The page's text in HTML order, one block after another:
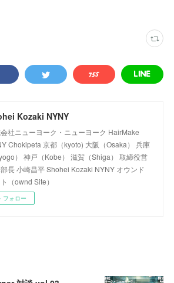
Kozaki NYNY
社ニューヨーク・ニューヨーク HairMake
Chokipeta 京都（kyoto) 大阪（Osaka） 兵庫
） 神戸（Kobe） 滋賀（Shiga） 取締役営
長 小崎昌平 Shohei Kozaki NYNY オウンド
（ownd Site）
フォロー